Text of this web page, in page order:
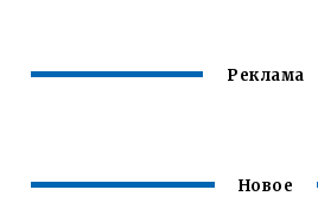
Реклама
Новое